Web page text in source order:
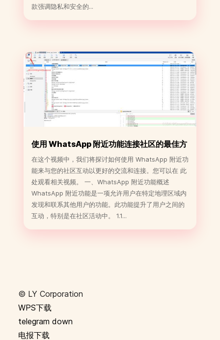
款强调隐私和安全的...
使用 WhatsApp 附近功能连接社区的最佳方
式
在这个视频中，我们将探讨如何使用 WhatsApp 附近功
能来与您的社区互动以更好的交流和连接。您可以在 此
处观看相关视频。 一、WhatsApp 附近功能概述
WhatsApp 附近功能是一项允许用户在特定地理区域内
发现和联系其他用户的功能。此功能提升了用户之间的
互动，特别是在社区活动中。 1.1...
©️ LY Corporation
WPS下载
telegram down
电报下载